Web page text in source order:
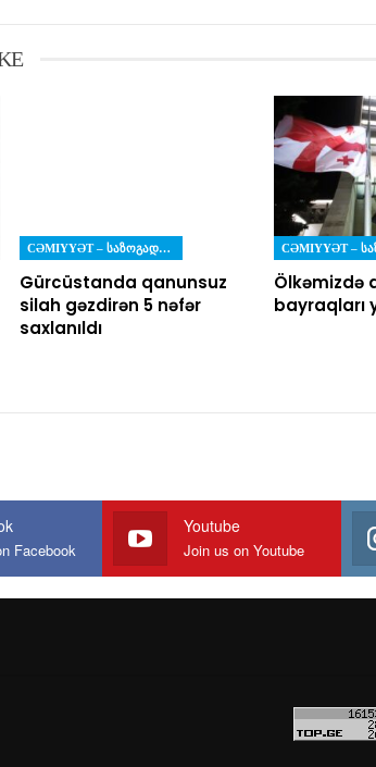
CƏMIYYƏT – ᲡᲐᲖᲝᲒᲐᲓᲝᲔᲑᲐ
Gürcüstanda qanunsuz
silah gəzdirən 5 nəfər
saxlanıldı
Ölkəmizdə
bayraqları
Facebook
Youtube
Join us on Youtube